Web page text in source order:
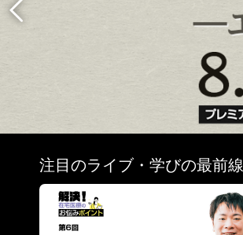
注目のライブ・学びの最前線